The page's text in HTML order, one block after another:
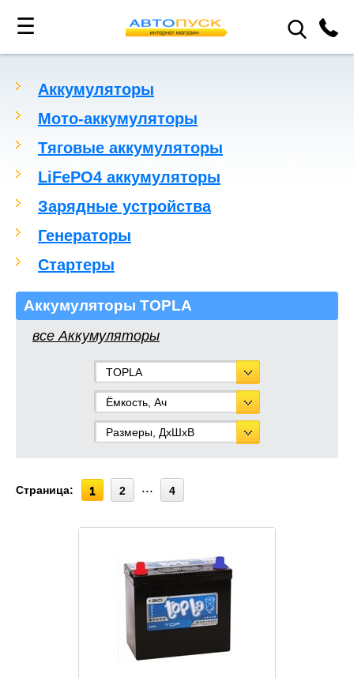
☰
Аккумуляторы
Мото-аккумуляторы
Тяговые аккумуляторы
LiFePO4 аккумуляторы
Зарядные устройства
Генераторы
Стартеры
Аккумуляторы TOPLA
все Аккумуляторы
TOPLA
Ёмкость, Ач
Размеры, ДхШхВ
Страница: 1 2 4